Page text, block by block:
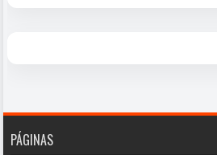
PÁGINAS